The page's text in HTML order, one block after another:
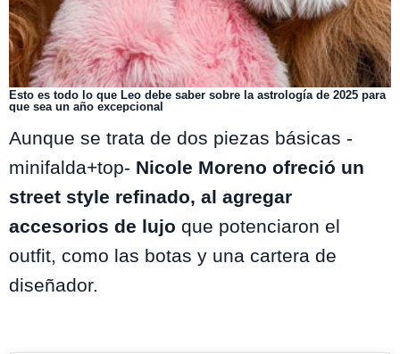
Esto es todo lo que Leo debe saber sobre la astrología de 2025 para
que sea un año excepcional
Aunque se trata de dos piezas básicas -
minifalda+top- Nicole Moreno ofreció un
street style refinado, al agregar
accesorios de lujo que potenciaron el
outfit, como las botas y una cartera de
diseñador.